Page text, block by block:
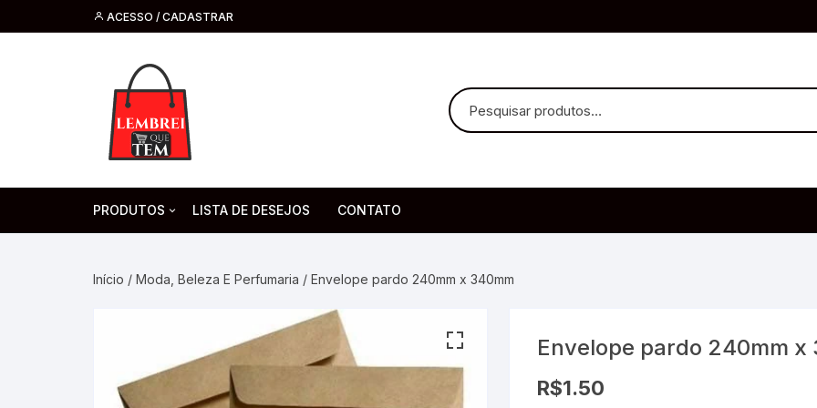
ACESSO / CADASTRAR
PRODUTOS
Headsets e Microfone
Cabos
Pilha. Bateria
Saúde
Artigos para festa
LISTA DE DESEJOS CONTATO
Início / Moda, Beleza E Perfumaria / Envelope pardo 240mm x 340mm
Envelope pardo 240mm x
R$1.50